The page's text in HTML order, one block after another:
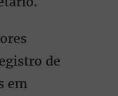
de
em